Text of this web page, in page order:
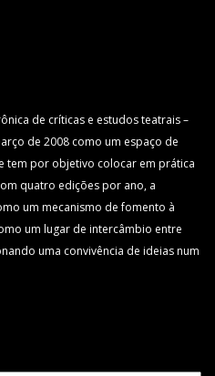
de críticas e estudos teatrais –
de 2008 como um espaço de
tem por objetivo colocar em prática
quatro edições por ano, a
um mecanismo de fomento à
um lugar de intercâmbio entre
uma convivência de ideias num